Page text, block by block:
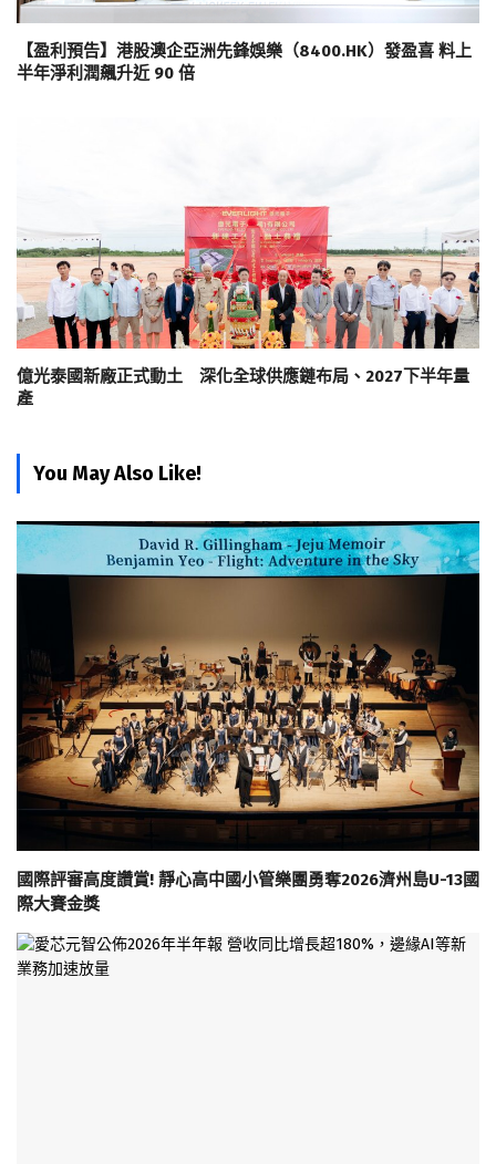
【盈利預告】港股澳企亞洲先鋒娛樂（8400.HK）發盈喜 料上
半年淨利潤飆升近 90 倍
億光泰國新廠正式動土 深化全球供應鏈布局、2027下半年量
產
You May Also Like!
國際評審高度讚賞! 靜心高中國小管樂團勇奪2026濟州島U-13國
際大賽金獎